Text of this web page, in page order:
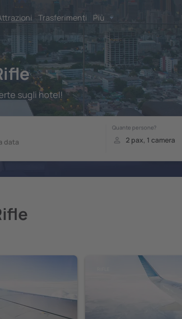
Trasferimenti Più
sugli hotel!